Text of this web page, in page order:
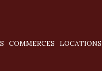
COMMERCES LOCATIONS